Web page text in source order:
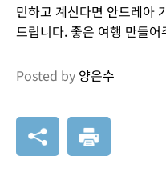
민하고 계신다면 안드레아
드립니다. 좋은 여행 만들
Posted by 양은수